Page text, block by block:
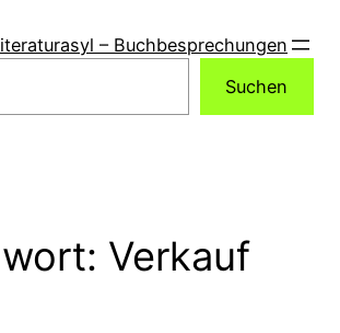
– Buchbesprechungen
Suchen
Verkauf